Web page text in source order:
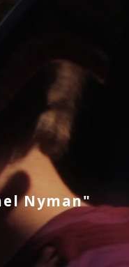
Nyman"